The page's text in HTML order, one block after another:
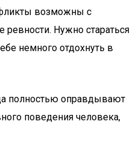
возможны с
Нужно стараться
немного отдохнуть в
полностью оправдывают
поведения человека,